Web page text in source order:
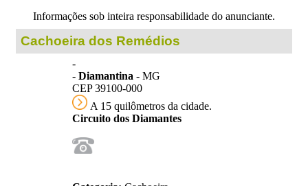
Informações sob inteira responsabilidade do anunciante.
Cachoeira dos Remédios
-
- Diamantina - MG
CEP 39100-000
A 15 quilômetros da cidade.
Circuito dos Diamantes